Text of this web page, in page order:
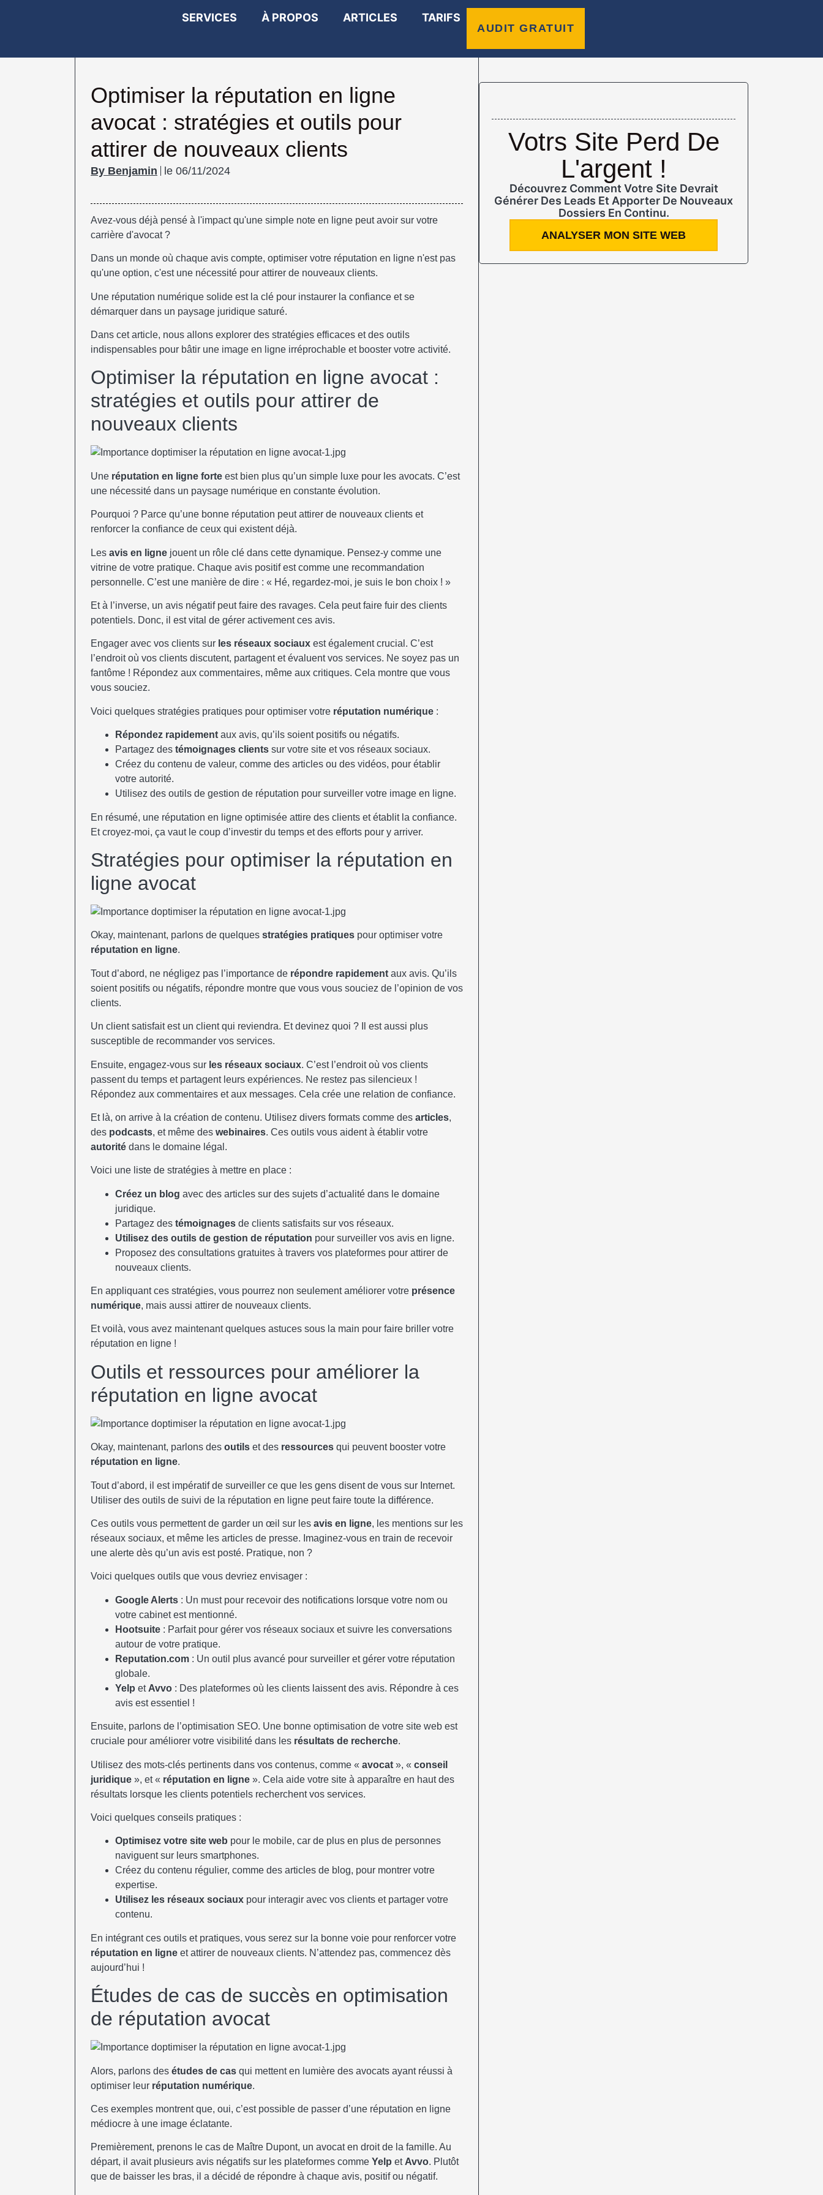
SERVICES À PROPOS ARTICLES TARIFS
AUDIT GRATUIT
Optimiser la réputation en ligne
avocat : stratégies et outils pour
attirer de nouveaux clients
Benjamin le 06/11/2024
Avez-vous déjà pensé à l'impact qu'une simple note en ligne peut avoir sur votre
carrière d'avocat ?
Dans un monde où chaque avis compte, optimiser votre réputation en ligne n'est pas
qu'une option, c'est une nécessité pour attirer de nouveaux clients.
Une réputation numérique solide est la clé pour instaurer la confiance et se
démarquer dans un paysage juridique saturé.
Dans cet article, nous allons explorer des stratégies efficaces et des outils
indispensables pour bâtir une image en ligne irréprochable et booster votre activité.
Optimiser la réputation en ligne avocat :
stratégies et outils pour attirer de
nouveaux clients
Une réputation en ligne forte est bien plus qu’un simple luxe pour les avocats. C’est
une nécessité dans un paysage numérique en constante évolution.
Pourquoi ? Parce qu’une bonne réputation peut attirer de nouveaux clients et
renforcer la confiance de ceux qui existent déjà.
Les avis en ligne jouent un rôle clé dans cette dynamique. Pensez-y comme une
vitrine de votre pratique. Chaque avis positif est comme une recommandation
personnelle. C’est une manière de dire : « Hé, regardez-moi, je suis le bon choix ! »
Et à l’inverse, un avis négatif peut faire des ravages. Cela peut faire fuir des clients
potentiels. Donc, il est vital de gérer activement ces avis.
Engager avec vos clients sur les réseaux sociaux est également crucial. C’est
l’endroit où vos clients discutent, partagent et évaluent vos services. Ne soyez pas un
fantôme ! Répondez aux commentaires, même aux critiques. Cela montre que vous
vous souciez.
Voici quelques stratégies pratiques pour optimiser votre réputation numérique :
Répondez rapidement aux avis, qu’ils soient positifs ou négatifs.
Partagez des témoignages clients sur votre site et vos réseaux sociaux.
Créez du contenu de valeur, comme des articles ou des vidéos, pour établir
votre autorité.
Utilisez des outils de gestion de réputation pour surveiller votre image en ligne.
En résumé, une réputation en ligne optimisée attire des clients et établit la confiance.
Et croyez-moi, ça vaut le coup d’investir du temps et des efforts pour y arriver.
Stratégies pour optimiser la réputation en
ligne avocat
Okay, maintenant, parlons de quelques stratégies pratiques pour optimiser votre
réputation en ligne.
Tout d’abord, ne négligez pas l’importance de répondre rapidement aux avis. Qu’ils
soient positifs ou négatifs, répondre montre que vous vous souciez de l’opinion de vos
clients.
Un client satisfait est un client qui reviendra. Et devinez quoi ? Il est aussi plus
susceptible de recommander vos services.
Ensuite, engagez-vous sur les réseaux sociaux. C’est l’endroit où vos clients
passent du temps et partagent leurs expériences. Ne restez pas silencieux !
Répondez aux commentaires et aux messages. Cela crée une relation de confiance.
Et là, on arrive à la création de contenu. Utilisez divers formats comme des articles,
des podcasts, et même des webinaires. Ces outils vous aident à établir votre
autorité dans le domaine légal.
Voici une liste de stratégies à mettre en place :
Créez un blog avec des articles sur des sujets d’actualité dans le domaine
juridique.
Partagez des témoignages de clients satisfaits sur vos réseaux.
Utilisez des outils de gestion de réputation pour surveiller vos avis en ligne.
Proposez des consultations gratuites à travers vos plateformes pour attirer de
nouveaux clients.
En appliquant ces stratégies, vous pourrez non seulement améliorer votre présence
numérique, mais aussi attirer de nouveaux clients.
Et voilà, vous avez maintenant quelques astuces sous la main pour faire briller votre
réputation en ligne !
Outils et ressources pour améliorer la
réputation en ligne avocat
Okay, maintenant, parlons des outils et des ressources qui peuvent booster votre
réputation en ligne.
Tout d’abord, il est impératif de surveiller ce que les gens disent de vous sur Internet.
Utiliser des outils de suivi de la réputation en ligne peut faire toute la différence.
Ces outils vous permettent de garder un œil sur les avis en ligne, les mentions sur les
réseaux sociaux, et même les articles de presse. Imaginez-vous en train de recevoir
une alerte dès qu’un avis est posté. Pratique, non ?
Voici quelques outils que vous devriez envisager :
Google Alerts : Un must pour recevoir des notifications lorsque votre nom ou
votre cabinet est mentionné.
Hootsuite : Parfait pour gérer vos réseaux sociaux et suivre les conversations
autour de votre pratique.
Reputation.com : Un outil plus avancé pour surveiller et gérer votre réputation
globale.
Yelp et Avvo : Des plateformes où les clients laissent des avis. Répondre à ces
avis est essentiel !
Ensuite, parlons de l’optimisation SEO. Une bonne optimisation de votre site web est
cruciale pour améliorer votre visibilité dans les résultats de recherche.
Utilisez des mots-clés pertinents dans vos contenus, comme « avocat », « conseil
juridique », et « réputation en ligne ». Cela aide votre site à apparaître en haut des
résultats lorsque les clients potentiels recherchent vos services.
Voici quelques conseils pratiques :
Optimisez votre site web pour le mobile, car de plus en plus de personnes
naviguent sur leurs smartphones.
Créez du contenu régulier, comme des articles de blog, pour montrer votre
expertise.
Utilisez les réseaux sociaux pour interagir avec vos clients et partager votre
contenu.
En intégrant ces outils et pratiques, vous serez sur la bonne voie pour renforcer votre
réputation en ligne et attirer de nouveaux clients. N’attendez pas, commencez dès
aujourd’hui !
Études de cas de succès en optimisation
de réputation avocat
Alors, parlons des études de cas qui mettent en lumière des avocats ayant réussi à
optimiser leur réputation numérique.
Ces exemples montrent que, oui, c’est possible de passer d’une réputation en ligne
médiocre à une image éclatante.
Premièrement, prenons le cas de Maître Dupont, un avocat en droit de la famille. Au
départ, il avait plusieurs avis négatifs sur les plateformes comme Yelp et Avvo. Plutôt
que de baisser les bras, il a décidé de répondre à chaque avis, positif ou négatif.
Votrs Site Perd De
L'argent !
Découvrez Comment Votre Site Devrait
Générer Des Leads Et Apporter De Nouveaux
Dossiers En Continu.
ANALYSER MON SITE WEB